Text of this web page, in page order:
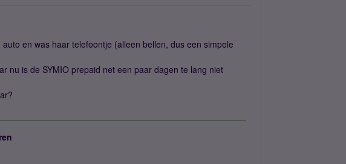
en was haar telefoontje (alleen bellen, dus een simpele
nu is de SYMIO prepaid net een paar dagen te lang niet